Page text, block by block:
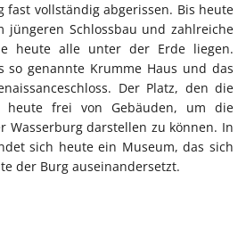
fast vollständig abgerissen. Bis heute
jüngeren Schlossbau und zahlreiche
heute alle unter der Erde liegen.
so genannte Krumme Haus und das
Der Platz, den die
heute frei von Gebäuden, um die
Wasserburg darstellen zu können. In
sich heute ein Museum, das sich
der Burg auseinandersetzt.